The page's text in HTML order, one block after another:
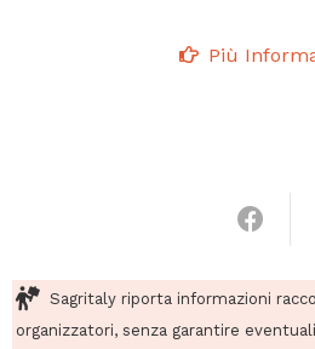
Più
Sagritaly riporta informazioni
organizzatori, senza garantire